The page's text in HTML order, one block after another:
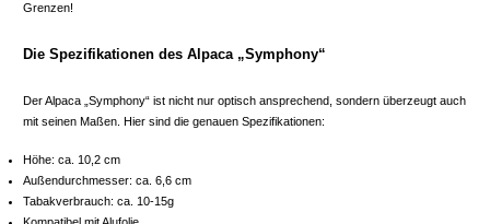
Grenzen!
Die Spezifikationen des Alpaca „Symphony“
Der Alpaca „Symphony“ ist nicht nur optisch ansprechend, sondern überzeugt auch
mit seinen Maßen. Hier sind die genauen Spezifikationen:
Höhe: ca. 10,2 cm
Außendurchmesser: ca. 6,6 cm
Tabakverbrauch: ca. 10-15g